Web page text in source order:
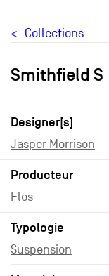
Collections
Smithfield S
Designer[s]
Jasper Morrison
Producteur
Flos
Typologie
Suspension